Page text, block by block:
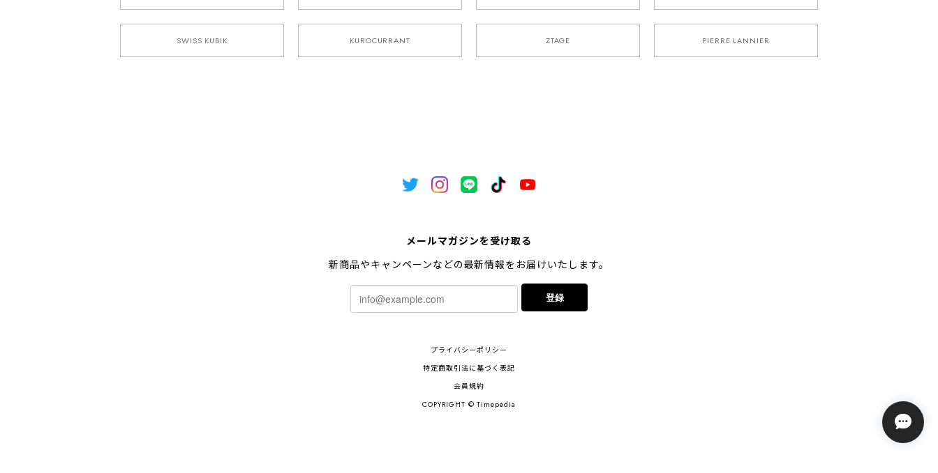
SWISS KUBIK KUROCURRANT ZTAGE PIERRE LANNIER
メールマガジンを受け取る
新商品やキャンペーンなどの最新情報をお届けいたします。
登録
プライバシーポリシー
特定商取引法に基づく表記
会員規約
COPYRIGHT © Timepedia